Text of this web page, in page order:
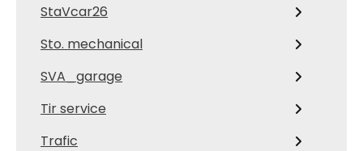
StaVcar26
Sto. mechanical
SVA_garage
Tir service
Trafic